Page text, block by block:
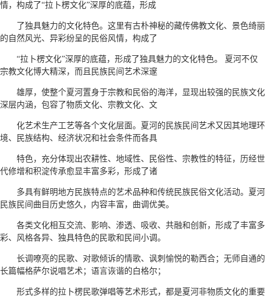
情，构成了“拉卜楞文化”深厚的底蕴，形成
了独具魅力的文化特色。这里有古朴神秘的藏传佛教文化、景色绮丽
的自然风光、异彩纷呈的民俗风情，构成了
“拉卜楞文化”深厚的底蕴，形成了独具魅力的文化特色。 夏河不仅
宗教文化博大精深，而且民族民间艺术深邃
雄厚，使整个夏河置身于宗教和民俗的海洋，显现出较强的民族文化
深层内涵，包容了物质文化、宗教文化、文
化艺术生产工艺等各个文化层面。夏河的民族民间艺术又因其地理环
境、民族结构、经济状况和社会条件而各具
特色，充分体现出农耕性、地域性、民俗性、宗教性的特征，历经世
代修增和积淀传承愈显丰富多彩，形成了诸
多具有鲜明地方民族特点的艺术品种和传统民族民俗文化活动。夏河
民族民间曲目历史悠久，内容丰富，曲调优美。
各类文化相互交流、影响、渗透、吸收、共融和创新，形成了丰富多
彩、风格各异、独具特色的民歌和民间小调。
长调嘹亮的民歌、对歌倾诉的情歌、讽刺愉悦的勒西合；无师自通的
长篇幅格萨尔说唱艺术；语言诙谐的白格尔；
形式多样的拉卜楞民歌弹唱等艺术形式，都是夏河非物质文化的重要